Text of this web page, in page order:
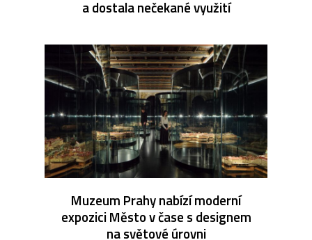
a dostala nečekané využití
Muzeum Prahy nabízí moderní
expozici Město v čase s designem
na světové úrovni